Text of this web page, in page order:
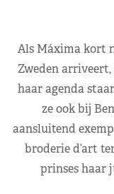
Als Máxima kort
Zweden
haar agenda
ze ook bij
aansluitend
broderie d’art
prinses haar